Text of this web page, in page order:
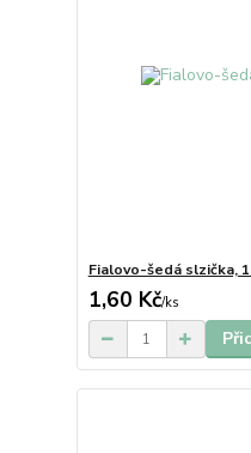
Fialovo-šedá slzička,
1,60 Kč/ks